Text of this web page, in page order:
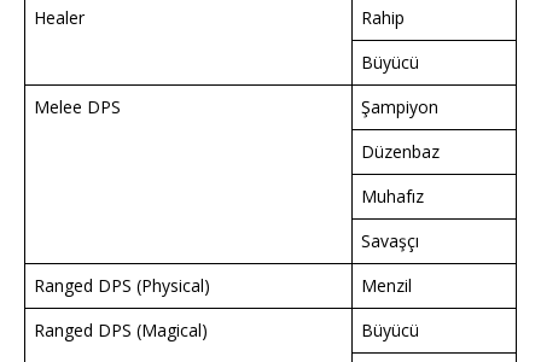
Healer
Rahip
Büyücü
Melee DPS
Şampiyon
Düzenbaz
Muhafız
Savaşçı
Ranged DPS (Physical)
Menzil
Ranged DPS (Magical)
Büyücü